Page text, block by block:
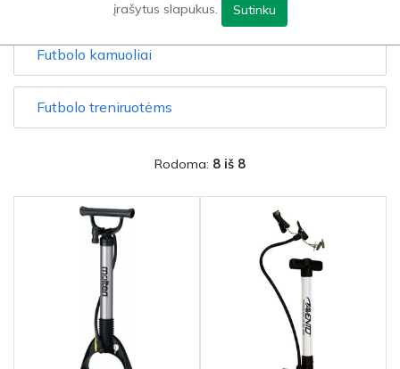
Futbolo kamuoliai
Futbolo treniruotėms
Rodoma: 8 iš 8
įrašytus slapukus.
Sutinku